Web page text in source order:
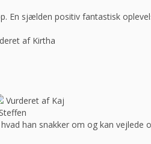
En sjælden positiv fantastisk
af Kirtha
Vurderet af Kaj
han snakker om og kan vejlede